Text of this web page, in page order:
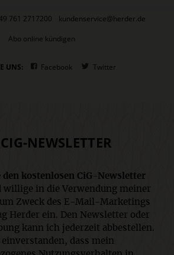
761 2717200
kundenservice@herder.de
Abo online kündigen
UNS: Facebook Twitter
NEWSLETTER
den kostenlosen CiG-Newsletter
willige in die Verwendung meiner
Zweck des E-Mail-Marketings
Herder ein. Den Newsletter oder
kann ich jederzeit abbestellen.
dass mein